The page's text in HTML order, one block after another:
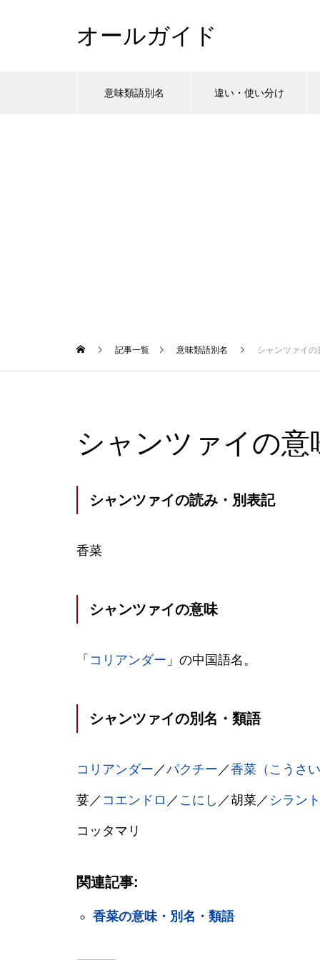
オールガイド
意味類語別名 違い・使い分け
記事一覧 意味類語別名 シャンツァイ
シャンツァイの意
シャンツァイの読み・別表記
香菜
シャンツァイの意味
「 コリアンダー 」の中国語名。
シャンツァイの別名・類語
コリアンダー ／パクチー ／香菜（こうさ
荽／ コエンドロ ／ こにし ／胡菜／ シラン
コッタマリ
関連記事:
香菜の意味・別名・類語